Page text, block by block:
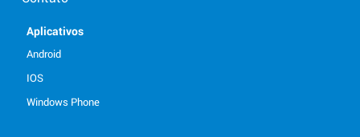
Aplicativos
Android
IOS
Windows Phone